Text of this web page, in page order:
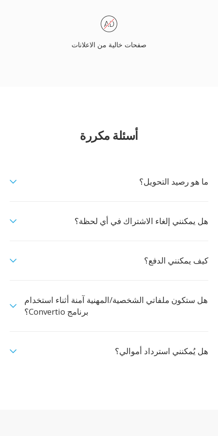
صفحات خالية من الاعلانات
أسئلة مكررة
ما هو رصيد التحويل؟
هل يمكنني إلغاء الاشتراك في أي لحظة؟
كيف يمكنني الدفع؟
هل ستكون ملفاتي الشخصية/المهنية آمنة أثناء استخدام
برنامج Convertio؟
هل يُمكنني استرداد أموالي؟